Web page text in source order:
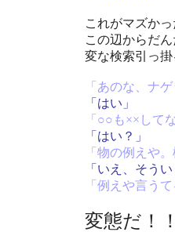
これがマズかっ
この辺からだん
変な検索引っ
「あのな、ナ
「はい」
「○○も××して
「はい？」
「物の例えや
「いえ、そう
「例えや言う
変態だ！